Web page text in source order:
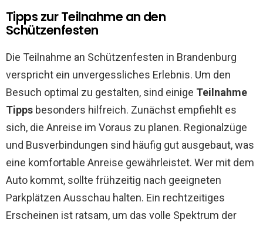
Tipps zur Teilnahme an den
Schützenfesten
Die Teilnahme an Schützenfesten in Brandenburg
verspricht ein unvergessliches Erlebnis. Um den
Besuch optimal zu gestalten, sind einige Teilnahme
Tipps besonders hilfreich. Zunächst empfiehlt es
sich, die Anreise im Voraus zu planen. Regionalzüge
und Busverbindungen sind häufig gut ausgebaut, was
eine komfortable Anreise gewährleistet. Wer mit dem
Auto kommt, sollte frühzeitig nach geeigneten
Parkplätzen Ausschau halten. Ein rechtzeitiges
Erscheinen ist ratsam, um das volle Spektrum der